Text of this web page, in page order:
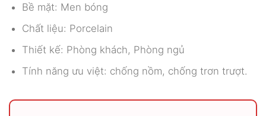
Bề mặt: Men bóng
Chất liệu: Porcelain
Thiết kế: Phòng khách, Phòng ngủ
Tính năng ưu việt: chống nồm, chống trơn trượt.